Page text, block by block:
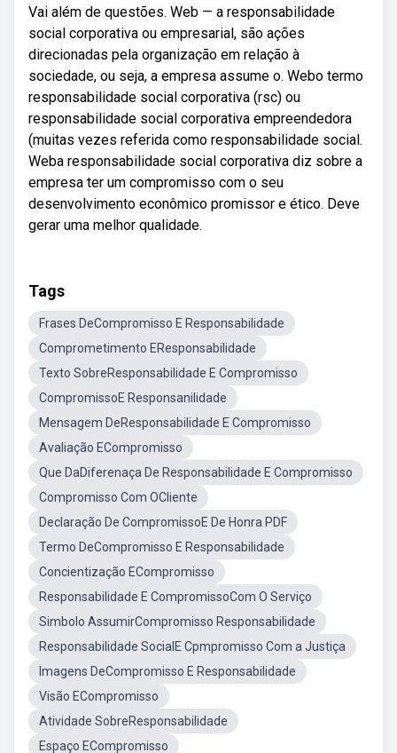
Vai além de questões. Web — a responsabilidade
social corporativa ou empresarial, são ações
direcionadas pela organização em relação à
sociedade, ou seja, a empresa assume o. Webo termo
responsabilidade social corporativa (rsc) ou
responsabilidade social corporativa empreendedora
(muitas vezes referida como responsabilidade social.
Weba responsabilidade social corporativa diz sobre a
empresa ter um compromisso com o seu
desenvolvimento econômico promissor e ético. Deve
gerar uma melhor qualidade.
Tags
Frases DeCompromisso E Responsabilidade
Comprometimento EResponsabilidade
Texto SobreResponsabilidade E Compromisso
CompromissoE Responsanilidade
Mensagem DeResponsabilidade E Compromisso
Avaliação ECompromisso
Que DaDiferenaça De Responsabilidade E Compromisso
Compromisso Com OCliente
Declaração De CompromissoE De Honra PDF
Termo DeCompromisso E Responsabilidade
Concientização ECompromisso
Responsabilidade E CompromissoCom O Serviço
Simbolo AssumirCompromisso Responsabilidade
Responsabilidade SocialE Cpmpromisso Com a Justiça
Imagens DeCompromisso E Responsabilidade
Visão ECompromisso
Atividade SobreResponsabilidade
Espaço ECompromisso